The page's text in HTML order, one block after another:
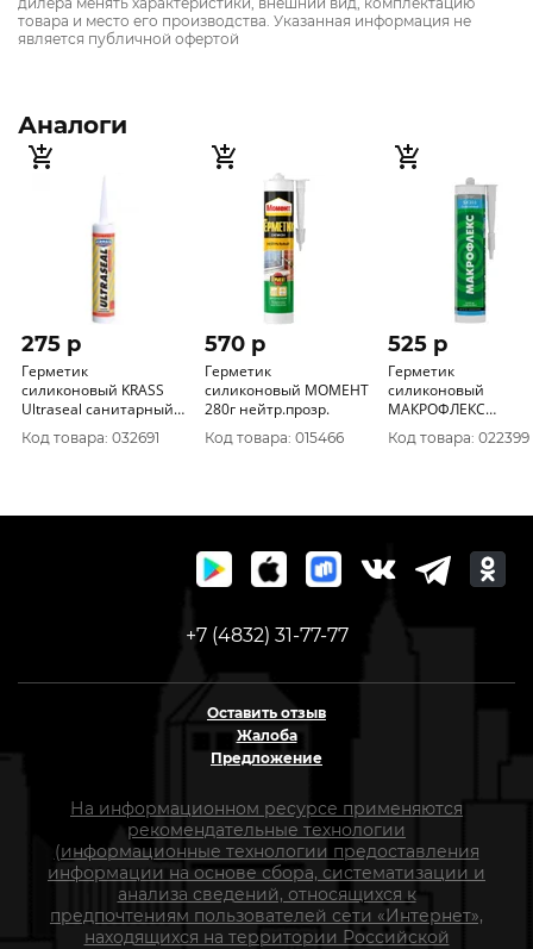
товара и место его производства. Указанная информация не
является публичной офертой
Аналоги
275 p
Герметик
силиконовый KRASS
Ultraseal санитарный
Белый 260мл Польша
8306701
Код товара: 032691
570 p
Герметик
силиконовый МОМЕНТ
280г нейтр.прозр.
Код товара: 015466
525 p
Герметик
силиконовый
МАКРОФЛЕКС
санитарный SX 101
белый 290 мл
Код товара: 022399
+7 (4832) 31-77-77
Оставить отзыв
Жалоба
Предложение
На информационном ресурсе применяются
рекомендательные технологии
(информационные технологии предоставления
информации на основе сбора, систематизации и
анализа сведений, относящихся к
предпочтениям пользователей сети «Интернет»,
находящихся на территории Российской